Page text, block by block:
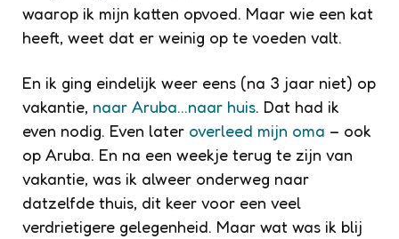
waarop ik mijn katten opvoed. Maar wie een kat
heeft, weet dat er weinig op te voeden valt.
En ik ging eindelijk weer eens (na 3 jaar niet) op
vakantie, naar Aruba…naar huis. Dat had ik
even nodig. Even later overleed mijn oma – ook
op Aruba. En na een weekje terug te zijn van
vakantie, was ik alweer onderweg naar
datzelfde thuis, dit keer voor een veel
verdrietigere gelegenheid. Maar wat was ik blij